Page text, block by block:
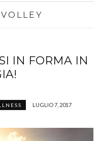
IN FORMA IN
LUGLIO 7, 2017